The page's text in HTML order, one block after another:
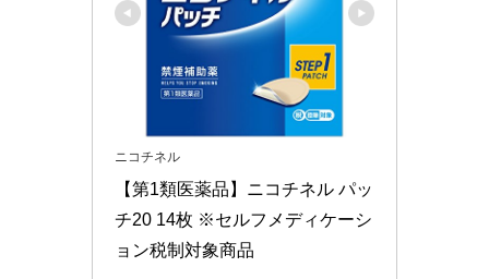
ニコチネル
【第1類医薬品】ニコチネル パッ
チ20 14枚 ※セルフメディケーシ
ョン税制対象商品